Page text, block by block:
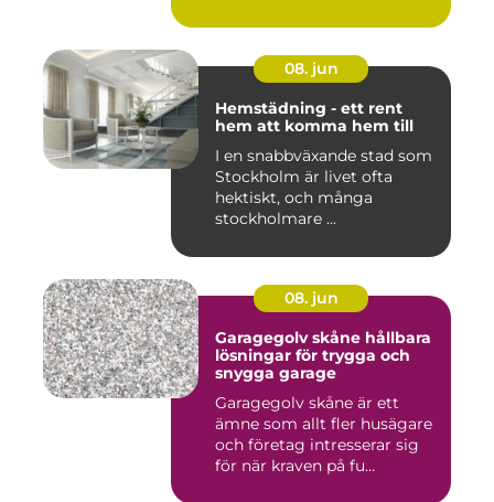
08. jun
Hemstädning - ett rent
hem att komma hem till
I en snabbväxande stad som
Stockholm är livet ofta
hektiskt, och många
stockholmare ...
08. jun
Garagegolv skåne hållbara
lösningar för trygga och
snygga garage
Garagegolv skåne är ett
ämne som allt fler husägare
och företag intresserar sig
för när kraven på fu...